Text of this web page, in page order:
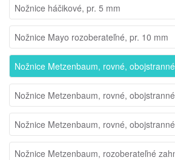
Nožnice háčikové, pr. 5 mm
Nožnice Mayo rozoberateľné, pr. 10 mm
Nožnice Metzenbaum, rovné,
Nožnice Metzenbaum, rovné,
Nožnice Metzenbaum, rovné,
Nožnice Metzenbaum, rozoberateľné